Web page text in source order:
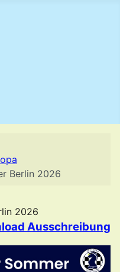
Berlin 2026
2026
Ausschreibung